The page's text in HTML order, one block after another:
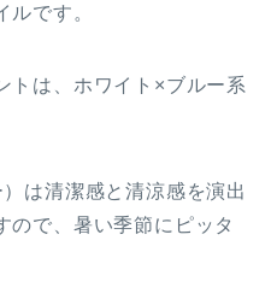
ルです。
トは、ホワイト×ブルー系
は清潔感と清涼感を演出
ので、暑い季節にピッタ